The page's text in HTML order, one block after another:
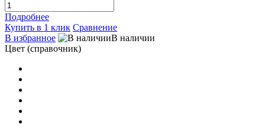
Подробнее
Купить в 1 клик Сравнение
В избранное
В наличии
Цвет (справочник)